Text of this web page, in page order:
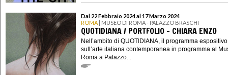
Dal 22 Febbraio 2024 al 17 Marzo 2024
ROMA | MUSEO DI ROMA - PALAZZO BRASCHI
QUOTIDIANA / PORTFOLIO - CHIARA ENZO
Nell’ambito di QUOTIDIANA, il programma espositivo
sull’arte italiana contemporanea in programma al
Roma a Palazzo...